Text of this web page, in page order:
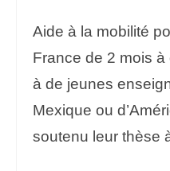
Aide à la mobilité
France de 2 mois
à de jeunes
Mexique ou
soutenu leur thèse